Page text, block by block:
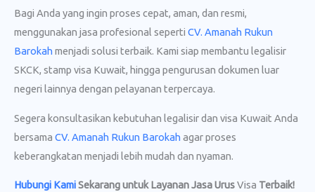
Bagi Anda yang ingin proses cepat, aman, dan resmi,
menggunakan jasa profesional seperti CV. Amanah Rukun
Barokah menjadi solusi terbaik. Kami siap membantu legalisir
SKCK, stamp visa Kuwait, hingga pengurusan dokumen luar
negeri lainnya dengan pelayanan terpercaya.
Segera konsultasikan kebutuhan legalisir dan visa Kuwait Anda
bersama CV. Amanah Rukun Barokah agar proses
keberangkatan menjadi lebih mudah dan nyaman.
Hubungi KamiSekarang untuk Layanan Jasa UrusVisa Terbaik!